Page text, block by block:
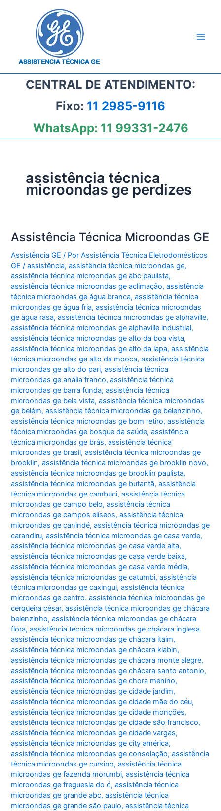
CENTRAL DE ATENDIMENTO:
Fixo: 11 2985-9116
WhatsApp: 11 99331-2476
assistência técnica
microondas ge perdizes
Assistência Técnica Microondas GE
Assistência GE / PorAssistência Técnica Eletrodomésticos
GE/assistência,assistência técnica microondas ge,
assistência técnica microondas ge abc paulista,
assistência técnica microondas ge aclimação,assistência
técnica microondas ge água branca,assistência técnica
microondas ge água fria,assistência técnica microondas
ge água rasa,assistência técnica microondas ge alphaville,
assistência técnica microondas ge alphaville industrial,
assistência técnica microondas ge alto da boa vista,
assistência técnica microondas ge alto da lapa,assistência
técnica microondas ge alto da mooca,assistência técnica
microondas ge alto do pari,assistência técnica
microondas ge anália franco,assistência técnica
microondas ge barra funda,assistência técnica
microondas ge bela vista,assistência técnica microondas
ge belém,assistência técnica microondas ge belenzinho,
assistência técnica microondas ge bom retiro,assistência
técnica microondas ge bosque da saúde,assistência
técnica microondas ge brás,assistência técnica
microondas ge brasil,assistência técnica microondas ge
brooklin,assistência técnica microondas ge brooklin novo,
assistência técnica microondas ge brooklin paulista,
assistência técnica microondas ge butantã,assistência
técnica microondas ge cambuci,assistência técnica
microondas ge campo belo,assistência técnica
microondas ge campos elíseos,assistência técnica
microondas ge canindé,assistência técnica microondas ge
carandiru,assistência técnica microondas ge casa verde,
assistência técnica microondas ge casa verde alta,
assistência técnica microondas ge casa verde baixa,
assistência técnica microondas ge casa verde média,
assistência técnica microondas ge catumbi,assistência
técnica microondas ge caxingui,assistência técnica
microondas ge centro. assistência técnica microondas ge
cerqueira césar,assistência técnica microondas ge chácara
belenzinho,assistência técnica microondas ge chácara
flora,assistência técnica microondas ge chácara inglesa.
assistência técnica microondas ge chácara itaim,
assistência técnica microondas ge chácara klabin,
assistência técnica microondas ge chácara monte alegre,
assistência técnica microondas ge chácara santo antonio,
assistência técnica microondas ge chora menino,
assistência técnica microondas ge cidade jardim,
assistência técnica microondas ge cidade mãe do céu,
assistência técnica microondas ge cidade monções,
assistência técnica microondas ge cidade são francisco,
assistência técnica microondas ge cidade vargas,
assistência técnica microondas ge city américa,
assistência técnica microondas ge consolação,assistência
técnica microondas ge cursino,assistência técnica
microondas ge fazenda morumbi,assistência técnica
microondas ge freguesia do ó,assistência técnica
microondas ge grande abc,assistência técnica
microondas ge grande são paulo,assistência técnica